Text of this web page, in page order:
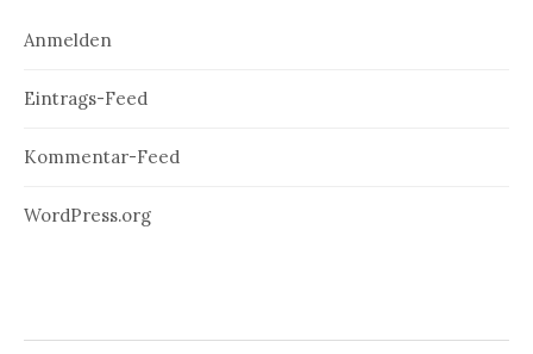
Anmelden
Eintrags-Feed
Kommentar-Feed
WordPress.org